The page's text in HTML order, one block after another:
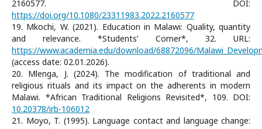
2160577. DOI:
https://doi.org/10.1080/23311983.2022.2160577
19. Mkochi, W. (2021). Education in Malawi: Quality, quantity
and relevance. *Students’ Corner*, 32. URL:
https://www.academia.edu/download/68872096/
(access date: 02.01.2026).
20. Mlenga, J. (2024). The modification of traditional and
religious rituals and its impact on the adherents in modern
Malawi. *African Traditional Religions Revisited*, 109. DOI:
10.20378/irb-106012
21. Moyo, T. (1995). Language contact and language change: